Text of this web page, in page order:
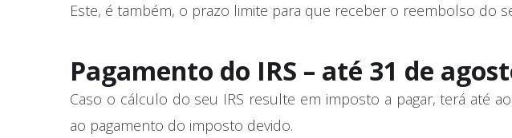
Este, é também, o prazo limite para que receber o reembolso do
Pagamento do IRS – até 31 de
Caso o cálculo do seu IRS resulte em imposto a pagar, terá até
ao pagamento do imposto devido.